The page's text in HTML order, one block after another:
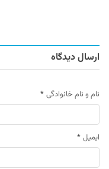
ارسال دیدگاه
نام و نام خانوادگی *
ایمیل *